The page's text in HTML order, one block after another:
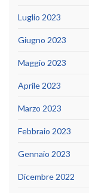
Luglio 2023
Giugno 2023
Maggio 2023
Aprile 2023
Marzo 2023
Febbraio 2023
Gennaio 2023
Dicembre 2022